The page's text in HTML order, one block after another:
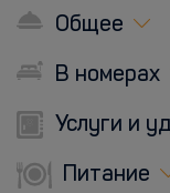
Общее
В номерах
Услуги и
Питание